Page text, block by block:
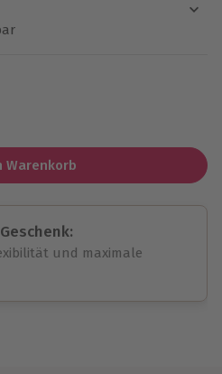
Warenkorb
und maximale